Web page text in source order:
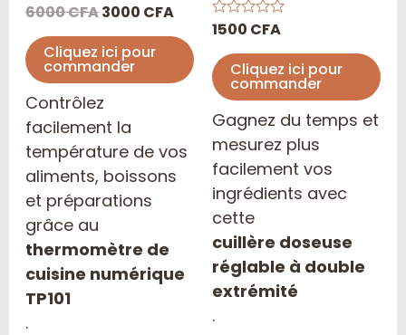
Note
sur
5
6000CFA3000 CFA
Cliquez ici pour
commander
Contrôlez
facilement la
température de vos
aliments, boissons
et préparations
grâce au
thermomètre de
cuisine numérique
TP101
.
Note
sur
5
1500 CFA
Cliquez ici pour
commander
Gagnez du temps et
mesurez plus
facilement vos
ingrédients avec
cette
cuillère doseuse
réglable à double
extrémité
.